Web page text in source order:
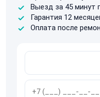
Выезд за 45 минут
Гарантия 12
Оплата после